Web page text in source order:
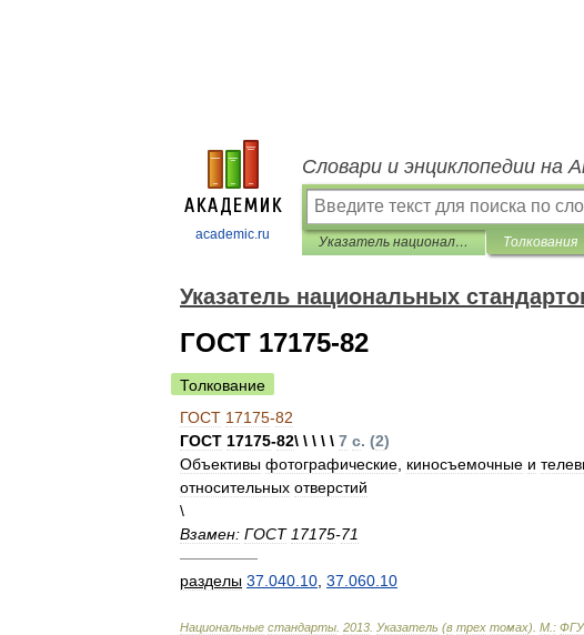
academic.ru
Словари и энциклопедии на
Указатель национальных стандартов 2013 Толкования
Указатель национальных
ГОСТ 17175-82
Толкование
ГОСТ 17175-82
ГОСТ 17175-82\ \ \ \ \ 7 с. (2)
Объективы фотографические киносъемочные и
относительных отверстий
\
Взамен: ГОСТ 17175-71
—————
разделы 37 040 10 37 060 10
Национальные стандарты 2013 Указатель (в трех томах). М :